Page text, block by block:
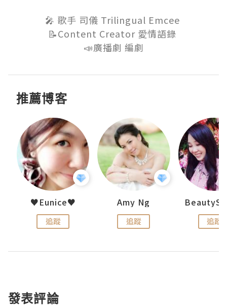
🎤 歌手 司儀 Trilingual Emcee
📝Content Creator 愛情語錄
📣廣播劇 編劇
推薦博客
♥Eunice♥
追蹤
Amy Ng
追蹤 追蹤
發表評論